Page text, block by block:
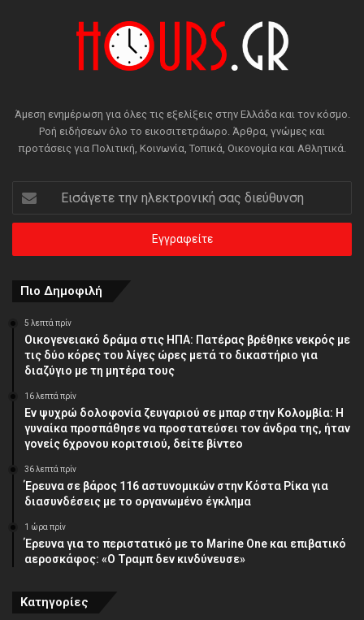
Άμεση ενημέρωση για όλες τις εξελίξεις στην Ελλάδα και τον κόσμο.
Ροή ειδήσεων όλο το εικοσιτετράωρο. Άρθρα, γνώμες και
προτάσεις για Πολιτική, Κοινωνία, Τοπικά, Οικονομία και Αθλητικά.
Εισάγετε
την
ηλεκτρονική
διεύθυνση
Πιο Δημοφιλή
5 λεπτά πρίν
Οικογενειακό δράμα στις ΗΠΑ: Πατέρας βρέθηκε νεκρός με
τις δύο κόρες του λίγες ώρες μετά το δικαστήριο για
διαζύγιο με τη μητέρα τους
16 λεπτά πρίν
Εν ψυχρώ δολοφονία ζευγαριού σε μπαρ στην Κολομβία: Η
γυναίκα προσπάθησε να προστατεύσει τον άνδρα της, ήταν
γονείς 6χρονου κοριτσιού, δείτε βίντεο
36 λεπτά πρίν
Έρευνα σε βάρος 116 αστυνομικών στην Κόστα Ρίκα για
διασυνδέσεις με το οργανωμένο έγκλημα
1 ώρα πρίν
Έρευνα για το περιστατικό με το Marine One και επιβατικό
αεροσκάφος: «Ο Τραμπ δεν κινδύνευσε»
Κατηγορίες